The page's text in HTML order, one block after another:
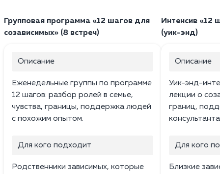
Групповая программа «12 шагов для
созависимых» (8 встреч)
Описание
Еженедельные группы по программе
12 шагов: разбор ролей в семье,
чувства, границы, поддержка людей
с похожим опытом.
Для кого подходит
Родственники зависимых, которые
Интенсив «12
(уик-энд)
Описание
Уик-энд-
лекции о
границ,
Для кого
Близкие